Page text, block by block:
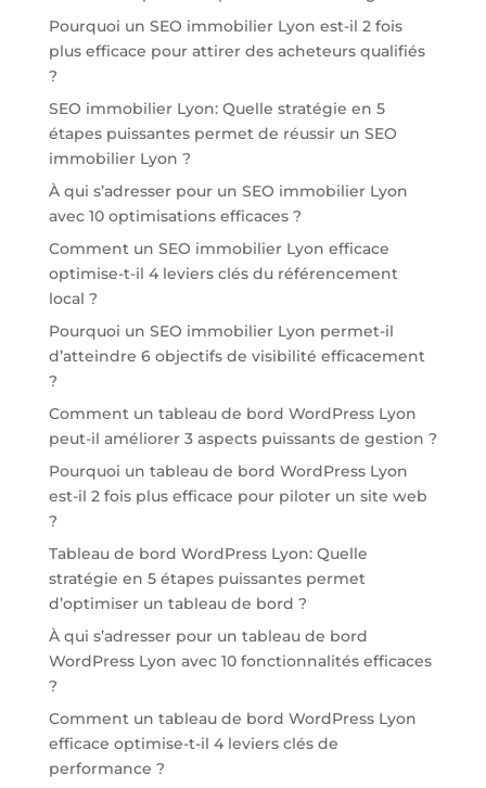
Pourquoi un SEO immobilier Lyon est-il 2 fois
plus efficace pour attirer des acheteurs qualifiés
?
SEO immobilier Lyon: Quelle stratégie en 5
étapes puissantes permet de réussir un SEO
immobilier Lyon ?
À qui s’adresser pour un SEO immobilier Lyon
avec 10 optimisations efficaces ?
Comment un SEO immobilier Lyon efficace
optimise-t-il 4 leviers clés du référencement
local ?
Pourquoi un SEO immobilier Lyon permet-il
d’atteindre 6 objectifs de visibilité efficacement
?
Comment un tableau de bord WordPress Lyon
peut-il améliorer 3 aspects puissants de gestion ?
Pourquoi un tableau de bord WordPress Lyon
est-il 2 fois plus efficace pour piloter un site web
?
Tableau de bord WordPress Lyon: Quelle
stratégie en 5 étapes puissantes permet
d’optimiser un tableau de bord ?
À qui s’adresser pour un tableau de bord
WordPress Lyon avec 10 fonctionnalités efficaces
?
Comment un tableau de bord WordPress Lyon
efficace optimise-t-il 4 leviers clés de
performance ?